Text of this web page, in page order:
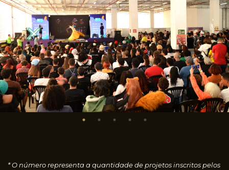
* O número representa a quantidade de projetos inscritos pelos